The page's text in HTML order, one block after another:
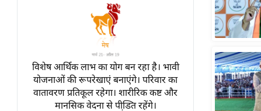
लाइफस्टाइल
ब्यूटी/फैशन
घरेलू नुस्खे
पर्यटन स्थल
विशेष आर्थिक लाभ का योग बन रहा है। भावी
योजनाओं की रूपरेखाएं बनाएंगे। परिवार का
वातावरण प्रतिकूल रहेगा। शारीरिक कष्ट और
मानसिक वेदना से पीडि़त रहेंगे।